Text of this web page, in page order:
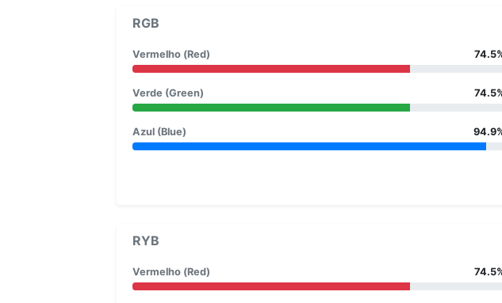
RGB
Vermelho (Red)
Verde (Green)
Azul (Blue)
RYB
Vermelho (Red)